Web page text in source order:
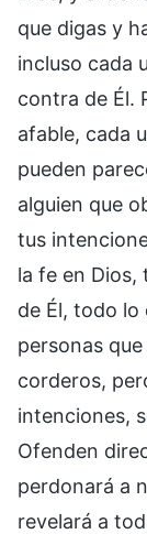
que digas y
incluso cada
contra de Él.
afable, cada
pueden
alguien que
tus
la fe en Dios,
de Él, todo lo
personas
corderos,
intenciones,
Ofenden
perdonará a
revelará a